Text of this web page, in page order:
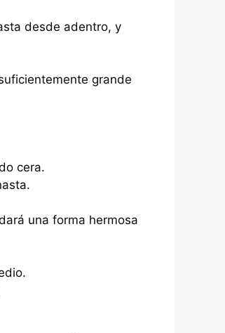
desde adentro, y
grande
cera.
una forma hermosa